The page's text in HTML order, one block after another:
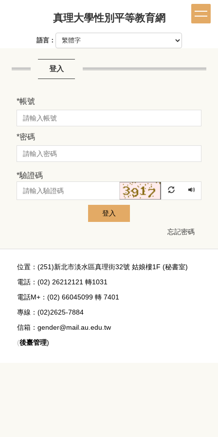
真理大學性別平等教育網
語言：
登入
*帳號
*密碼
*驗證碼
登入
忘記密碼
位置：(251)新北市淡水區真理街32號 姑娘樓1F (秘書室)
電話：(02) 26212121 轉1031
電話M+： (02) 66045099 轉 7401
專線：(02)2625-7884
信箱：gender@mail.au.edu.tw
(後臺管理)